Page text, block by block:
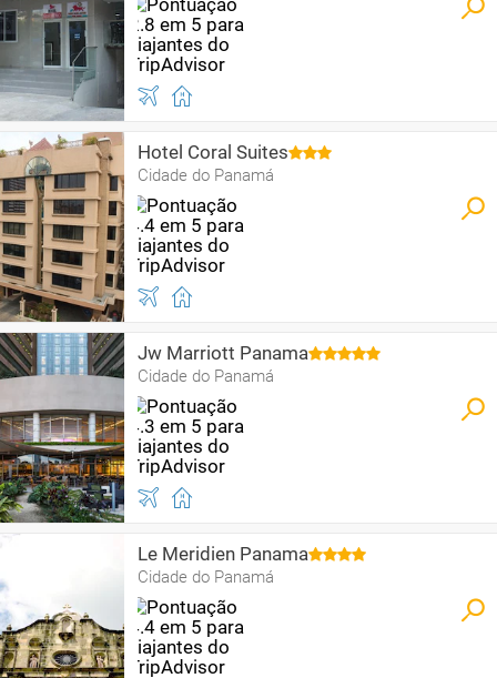
Hotel Coral Suites
Cidade do Panamá
Jw Marriott Panama
Cidade do Panamá
Le Meridien Panama
Cidade do Panamá